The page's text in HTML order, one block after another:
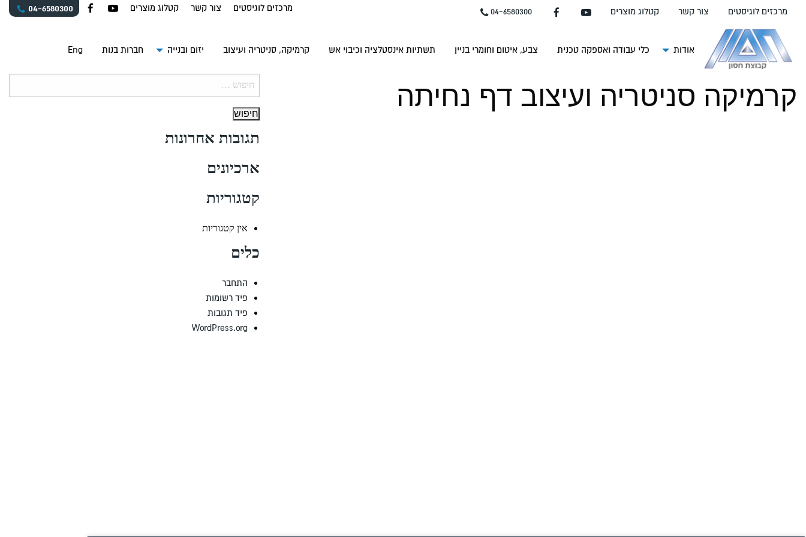
העמוד
מרכזים לוגיסטים צור קשר קטלוג מוצרים 04-6580300 מרכזים לוגיסטים צור קשר קטלוג מוצרים 04-6580300
אודות כלי עבודה ואספקה טכנית צבע, איטום וחומרי בניין תשתיות אינסטלציה וכיבוי אש קרמיקה, סניטריה ועיצוב יזום ובנייה חברות בנות Eng
קרמיקה סניטריה ועיצוב דף נחיתה
תגובות אחרונות
ארכיונים
קטגוריות
אין קטגוריות
כלים
התחבר
פיד רשומות
פיד תגובות
WordPress.org